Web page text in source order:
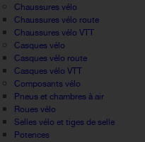
Chaussures vélo
Chaussures vélo route
Chaussures vélo VTT
Casques vélo
Casques vélo route
Casques vélo VTT
Composants vélo
Pneus et chambres à air
Roues vélo
Selles vélo et tiges de selle
Potences